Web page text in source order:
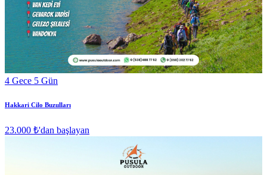
4 Gece 5 Gün
Hakkari Cilo Buzulları
23.000 ₺'dan başlayan